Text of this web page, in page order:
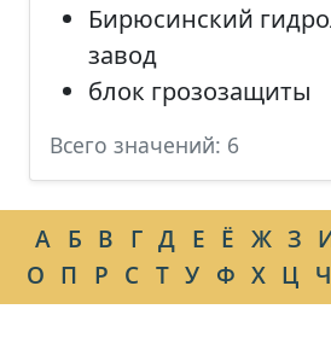
Бирюсинский
завод
блок грозозащиты
Всего значений: 6
А Б В Г Д Е Ё Ж З
О П Р С Т У Ф Х Ц Ч